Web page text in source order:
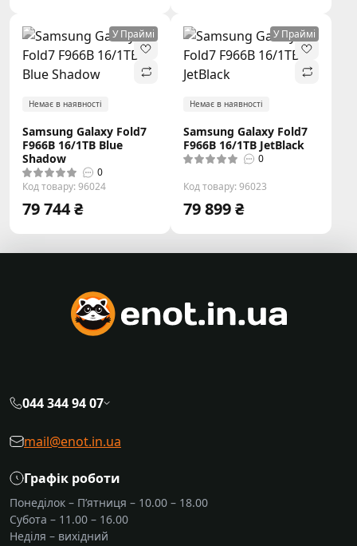
У Праймі
Немає в наявності
Samsung Galaxy Fold7
F966B 16/1TB Blue
Shadow
0
Код товару: 96024
79 744 ₴
У Праймі
Немає в наявності
Samsung Galaxy Fold7
F966B 16/1TB JetBlack
0
Код товару: 96023
79 899 ₴
044 344 94 07
mail@enot.in.ua
Графік роботи
Понеділок – П’ятниця – 10.00 – 18.00
Субота – 11.00 – 16.00
Неділя – вихідний